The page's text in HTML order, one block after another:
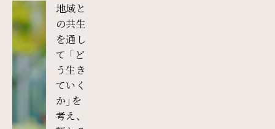
地域と
の共生
を通し
て 「ど
う生き
ていく
か」を
考え、